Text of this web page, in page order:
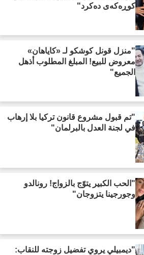
کوڕەکەی دەکرد"
"منزل قونل كوشكو لـ «كاياهان»
معروض للبيع! المبلغ المطلوب أذهل
الجميع"
"تم قبول مشروع قانون تركيا بلا إرهاب
في لجنة العدل بالبرلمان"
"الحب الكبير يتوّج بالزواج! رونالدو
وجورجينا يتزوجان"
"ديمبيلي يروي تفضيل زوجته للنقاب: